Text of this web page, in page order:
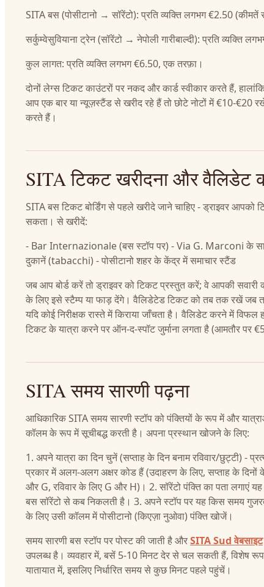
SITA बस (पोसीटानो → सॉरेंटो): प्रति व्यक्ति लगभग €2.50
सर्कुम्वेसुवियाना ट्रेन (सॉरेंटो → नेपोली गारीबाल्दी): प्रति व्यक्ति
कुल लागत: प्रति व्यक्ति लगभग €6.50, एक तरफ़ा।
दोनों लेग्स टिकट काउंटरों पर नकद और कार्ड स्वीकार करते हैं,
आप एक बार या न्यूज़स्टैंड से खरीद रहे हैं तो छोटे नोटों में €10-€20
करते हैं।
SITA टिकट खरीदना और वैलिडेट
SITA बस टिकट बोर्डिंग से पहले खरीदे जाने चाहिए - ड्राइवर आपको
सकता। से खरीदें:
- Bar Internazionale (बस स्टॉप पर) - Via G. Marconi के
दुकानें (tabacchi) - पोसीटानो शहर के केंद्र में समाचार स्टैंड
जब आप बोर्ड करें तो ड्राइवर को टिकट प्रस्तुत करें; वे आपकी
के लिए इसे स्टैम्प या फाड़ देंगे। वैलिडेटेड टिकट को तब तक रखें जब
यदि कोई निरीक्षक रास्ते में किराया जाँचता है। वैलिडेट करने में विफल
टिकट के यात्रा करने पर ऑन-द-स्पॉट जुर्माना लगता है (आमतौर पर
SITA समय सारणी पढ़ना
आधिकारिक SITA समय सारणी स्टॉप को पंक्तियों के रूप में और
कॉलम के रूप में सूचीबद्ध करती है। अपना प्रस्थान खोजने के लिए:
1. अपने यात्रा का दिन चुनें (सप्ताह के दिन बनाम रविवार/छुट्टी) -
प्रकार में अलग-अलग अक्षर कोड हैं (उदाहरण के लिए, सप्ताह के दिनों
और G, रविवार के लिए G और H)। 2. सॉरेंटो पंक्ति का पता लगाएं
बस सॉरेंटो से कब निकलती है। 3. अपने स्टॉप पर यह किस समय
के लिए उसी कॉलम में पोसीटानो (किएज़ा नुओवा) पंक्ति खोजें।
समय सारणी बस स्टॉप पर पोस्ट की जाती है औरSITA Sud वेबसाइट
उपलब्ध है। व्यवहार में, बसें 5-10 मिनट देर से चल सकती हैं, विशेष रूप
यातायात में, इसलिए निर्धारित समय से कुछ मिनट पहले पहुंचें।